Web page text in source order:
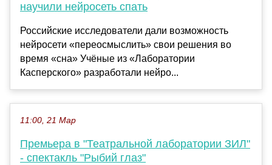
научили нейросеть спать
Российские исследователи дали возможность
нейросети «переосмыслить» свои решения во
время «сна» Учёные из «Лаборатории
Касперского» разработали нейро...
11:00, 21 Мар
Премьера в "Театральной лаборатории ЗИЛ"
- спектакль "Рыбий глаз"